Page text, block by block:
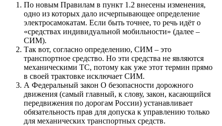
По новым Правилам в пункт 1.2 внесены изменения,
одно из которых дало исчерпывающее определение
электросамокатам. Если быть точнее, то речь идёт о
«средствах индивидуальной мобильности» (далее –
СИМ).
Так вот, согласно определению, СИМ – это
транспортное средство. Но эти средства не являются
механическими ТС, потому как уже этот термин прямо
в своей трактовке исключает СИМ.
А Федеральный закон О безопасности дорожного
движения (самый главный, к слову, закон, касающийся
передвижения по дорогам России) устанавливает
обязательность прав для допуска к управлению только
для механических транспортных средств.